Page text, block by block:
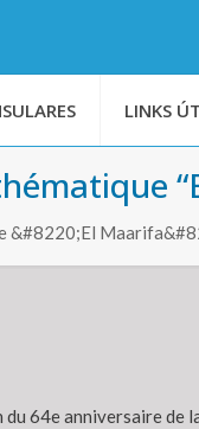
LINKS
&#8220;El
64e anniversaire de